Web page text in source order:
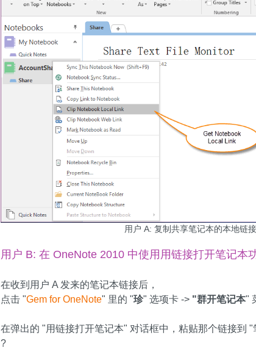
用户 A: 复制共享笔记本的本地链
用户 B: 在 OneNote 2010 中使用用链接打开笔记本
在收到用户 A 发来的笔记本链接后，
点击 "Gem for OneNote" 里的 "珍" 选项卡 -> "群开笔记本"
在弹出的 "用链接打开笔记本" 对话框中，粘贴那个链接到 "
?